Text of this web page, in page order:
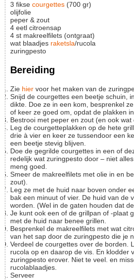
3 fikse courgettes (700 gr)
olijfolie
peper & zout
4 eetl citroensap
4 st makreelfilets (ontgraat)
wat blaadjes raketsla/rucola
zuringpesto
Bereiding
Zie hier voor het maken van de
Snijd de courgettes een beetje schuin, in plakken van 1 cm
dikte. Doe ze in een kom, besprenkel
of keer ze goed om, opdat de plakken
Bestrooi met peper en zout (en ook
Leg de courgetteplakken op de hete grillplaat. Een minuut of
drie à vier en keer ze tussendoor een
een beetje stevig blijven.
Doe de gegrilde courgettes in een of dezelfde kom, schep er
redelijk wat zuringpesto door – niet
meng goed.
Smeer de makreelfilets met olie in en bestrooi met peper (en
zout).
Leg ze met de huid naar boven onder een hete bovengrill en
bak een minuut of vier. De huid van de
worden. (Wel in de gaten houden dat
Je kunt ook een of de grillpan of -plaat gebruiken. Dan daarop
met de huid naar benee grillen.
Besprenkel de makreelfilets met wat citroensap. Meng de rest
van het sap door de zuringpesto die je
Verdeel de courgettes over de borden. Leg er wat blaadjes
rucola op en daarop de vis. En klodder
zuringpesto erover. Niet te veel. en
rucolablaadjes.
Serveer